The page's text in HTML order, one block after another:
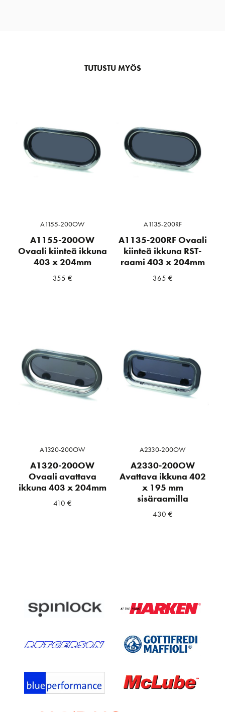
TUTUSTU MYÖS
A1155-200OW
A1155-200OW
Ovaali kiinteä ikkuna
403 x 204mm
355 €
A1135-200RF
A1135-200RF Ovaali
kiinteä ikkuna RST-
raami 403 x 204mm
365 €
A1320-200OW
A1320-200OW
Ovaali avattava
ikkuna 403 x 204mm
410 €
A2330-200OW
A2330-200OW
Avattava ikkuna 402
x 195 mm
sisäraamilla
430 €